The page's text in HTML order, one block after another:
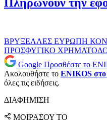
ΒΡΥΞΕΛΛΕΣ ΕΥΡΩΠΗ
ΠΡΟΣΦΥΓΙΚΟ
Google Προσθέστε το
Ακολουθήστε το ENIKOS στο
όλες τις ειδήσεις.
ΔΙΑΦΗΜΙΣΗ
ΜΟΙΡΑΣΟΥ ΤΟ